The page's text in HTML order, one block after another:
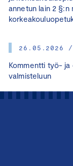
annetun lain 2 §:n
26.05.2026 /
Kommentti työ- ja
valmisteluun